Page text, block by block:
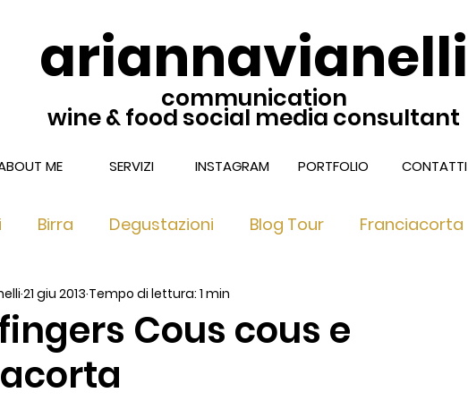
ariannavianelli
communication
wine & food social media consultant
ME SERVIZI INSTAGRAM PORTFOLIO CONTATTI
Birra Degustazioni Blog Tour Franciacorta
Franciacorta Extra Brut & Dosag
Le Ricette di TUC
Cous cous e
21 giu 2013 Tempo di lettura: 1 min